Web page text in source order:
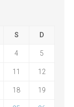
S D
4 5
11 12
18 19